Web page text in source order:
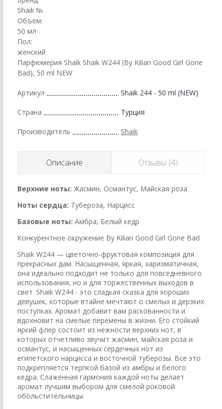
Shaik №
Объем:
50 мл
Пол:
женский
Парфюмерия Shaik Shaik W244 (By Kilian Good Girl Gone
Bad), 50 ml NEW
Артикул Shaik 244 - 50 ml (NEW)
Страна Турция
Производитель Shaik
Описание Отзывы (4)
Верхние ноты: Жасмин, Османтус, Майская роза
Ноты сердца: Тубероза, Нарцисс
Базовые ноты: Амбра, Белый кедр
Конкурентное окружение By Kilian Good Girl Gone Bad
Shaik W244 — цветочно-фруктовая композиция для
прекрасных дам. Насыщенная, яркая, харизматичная,
она идеально подходит не только для повседневного
использования, но и для торжественных выходов в
свет. Shaik W244 - это сладкая сказка для хороших
девушек, которые втайне мечтают о смелых и дерзких
поступках. Аромат добавит вам раскованности и
вдохновит на смелые перемены в жизни. Его стойкий
яркий флер состоит из нежности верхних нот, в
которых отчетливо звучит жасмин, майская роза и
османтус, и насыщенных сердечных нот из
египетского нарцисса и восточной туберозы. Все это
подкрепляется терпкой базой из амбры и белого
кедра. Слаженная гармония каждой ноты делает
аромат лучшим выбором для смелой роковой
обольстительницы.